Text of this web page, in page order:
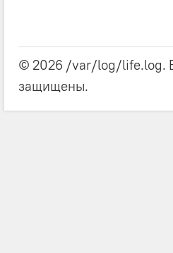
© 2026 /var/log/life.log.
защищены.